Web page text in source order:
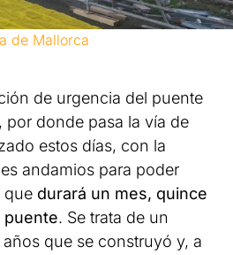
de Mallorca
de urgencia del puente
por donde pasa la vía de
estos días, con la
andamios para poder
que durará un mes, quince
puente. Se trata de un
que se construyó y, a